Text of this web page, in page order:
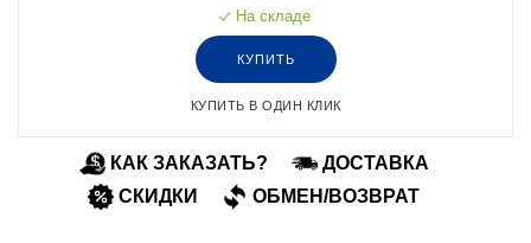
На складе
КУПИТЬ
КУПИТЬ В ОДИН КЛИК
КАК ЗАКАЗАТЬ?
ДОСТАВКА
СКИДКИ
ОБМЕН/ВОЗВРАТ